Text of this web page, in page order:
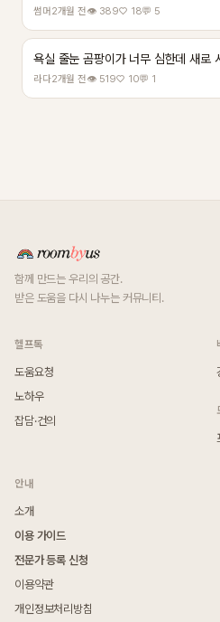
썸머2개월 전👁 389♡ 18💬 5
욕실 줄눈 곰팡이가 너무 심한데 새로
라다2개월 전👁 519♡ 10💬 1
함께 만드는 우리의 공간.
받은 도움을 다시 나누는 커뮤니티.
헬프톡
도움요청
노하우
잡담·건의
안내
소개
이용 가이드
전문가 등록 신청
이용약관
개인정보처리방침